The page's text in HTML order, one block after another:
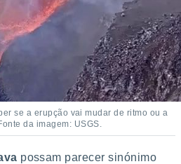
se a erupção vai mudar de ritmo ou a
da imagem: USGS.
possam parecer sinónimo